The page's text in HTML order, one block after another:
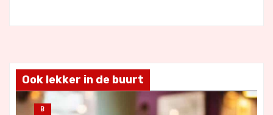
Ook lekker in de buurt
B